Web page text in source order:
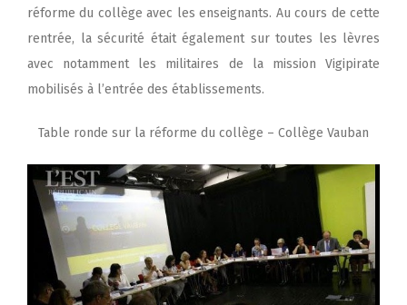
réforme du collège avec les enseignants. Au cours de cette
rentrée, la sécurité était également sur toutes les lèvres
avec notamment les militaires de la mission Vigipirate
mobilisés à l’entrée des établissements.
Table ronde sur la réforme du collège – Collège Vauban